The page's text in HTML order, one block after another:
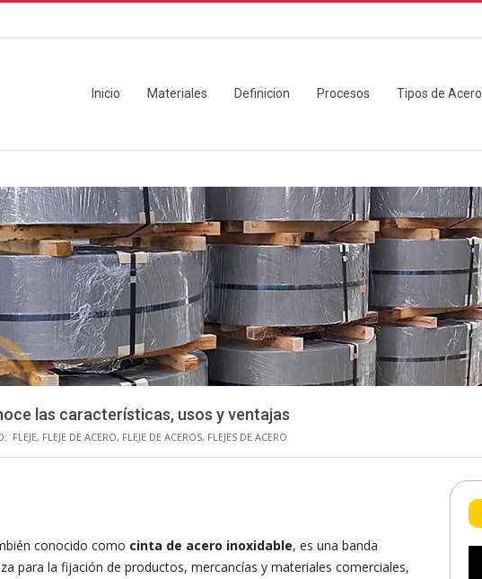
Inicio Materiales Definicion Procesos Tipos de Acero
las características, usos y ventajas
FLEJE, FLEJE DE ACERO, FLEJE DE ACEROS, FLEJES DE ACERO
conocido como cinta de acero inoxidable, es una banda
para la fijación de productos, mercancías y materiales comerciales,